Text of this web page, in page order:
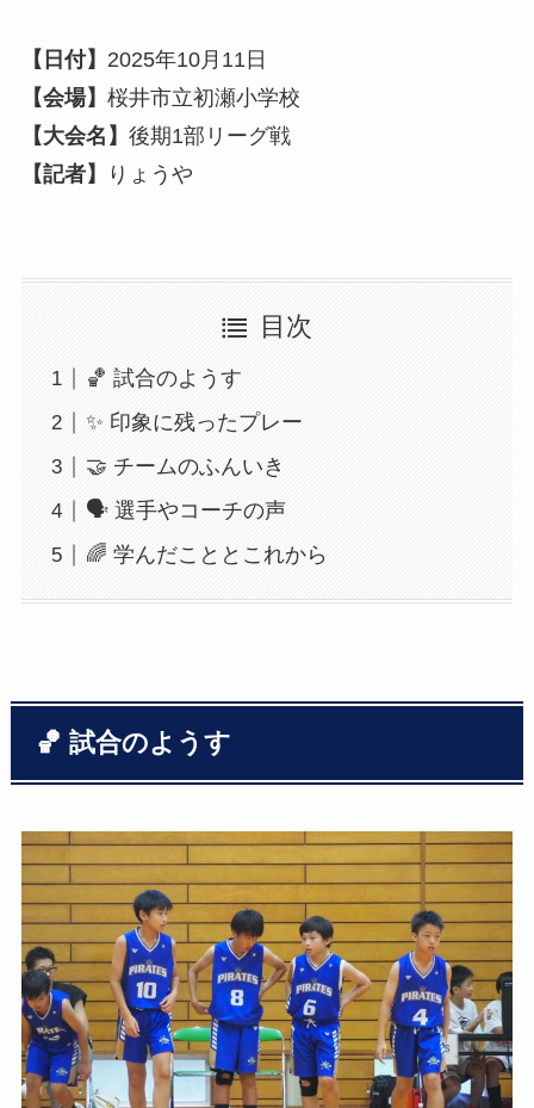
【日付】 2025年10月11日
【会場】 桜井市立初瀬小学校
【大会名】 後期1部リーグ戦
【記者】
りょうや
目次
🏀 試合のようす
✨ 印象に残ったプレー
🤝 チームのふんいき
🗣 選手やコーチの声
🌈 学んだこととこれから
🏀 試合のようす